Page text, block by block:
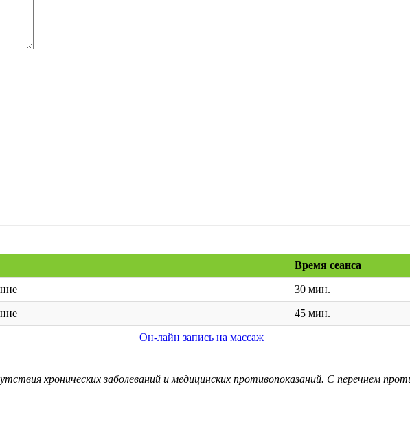
Время сеанса
30 мин.
45 мин.
Он-лайн запись на массаж
хронических заболеваний и медицинских противопоказаний. С перечнем